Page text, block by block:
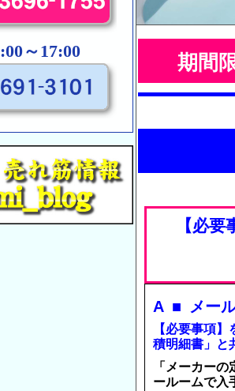
期間
～17:00
【必要
A ■ メー
【必要事項
積明細書」と
「メーカー
ールームで入